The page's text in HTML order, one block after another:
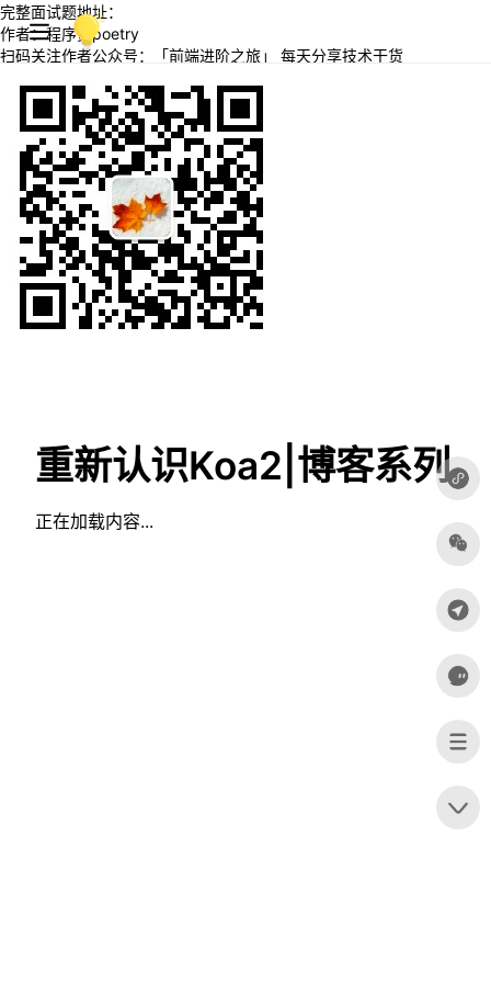
完整面试题地址：
作者：程序员poetry
扫码关注作者公众号：「前端进阶之旅」 每天分享技术干货
重新认识Koa2|博客系列
正在加载内容...